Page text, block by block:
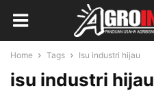
Home Tags Isu industri hijau
isu industri hijau